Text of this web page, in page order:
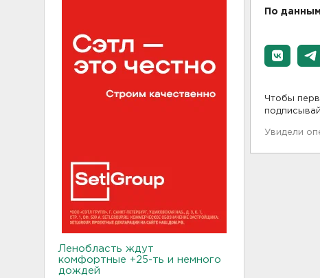
Ленобласть ждут
комфортные +25-ть и немного
дождей
По
Чтобы
Увидели